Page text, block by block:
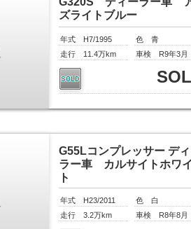
ズライトブルー
年式 H7/1995
走行 11.4万km
色 青
車検 R9年3月
G55Lコンプレッサー デ
ラー車 カルサイトホワ
ト
年式 H23/2011
走行 3.2万km
色 白
車検 R8年8月